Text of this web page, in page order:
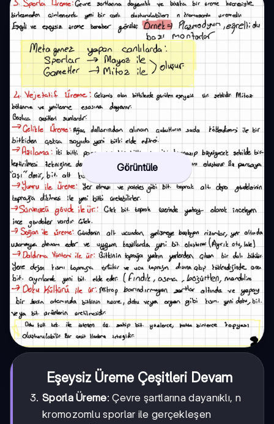
Görüntüle
Eşeysiz Üreme Çeşitleri Devam
Sporla Üreme: Çevre şartlarına dayanıklı, n
kromozomlu sporlar ile gerçekleşen